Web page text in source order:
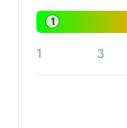
1
1 3